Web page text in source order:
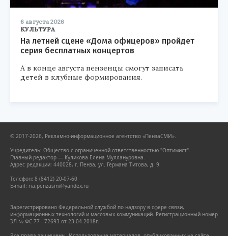
6 августа 2026
КУЛЬТУРА
На летней сцене «Дома офицеров» пройдет
серия бесплатных концертов
А в конце августа пензенцы смогут записать
детей в клубные формирования.
© 2017-2026, Рекламно-информационное агентство «ПензаСМИ».
Учредитель: Общество с ограниченной ответственностью "Оптимист".
Главный редактор — Куликова Елена Муллануровна.
Адрес редакции: 440028, г. Пенза, ул. Германа Титова, д. 9.
Телефон: 8 (8412) 20-07-60
E-mail: ria.penzasmi@yandex.ru
Зарегистрировано Федеральной службой по надзору в сфере связи,
информационных технологий и массовых коммуникаций. Регистрационный номер
ЭЛ № ФС 77 - 72693 от 23.04.2018г.